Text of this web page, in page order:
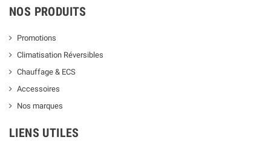
NOS PRODUITS
Promotions
Climatisation Réversibles
Chauffage & ECS
Accessoires
Nos marques
LIENS UTILES